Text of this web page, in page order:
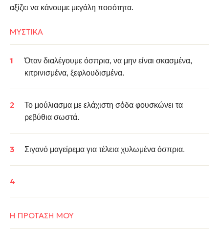
αξίζει να κάνουμε μεγάλη ποσότητα.
ΜΥΣΤΙΚΑ
Όταν διαλέγουμε όσπρια, να μην είναι σκασμένα,
κιτρινισμένα, ξεφλουδισμένα.
Το μούλιασμα με ελάχιστη σόδα φουσκώνει τα
ρεβύθια σωστά.
Σιγανό μαγείρεμα για τέλεια χυλωμένα όσπρια.
Η ΠΡΟΤΑΣΗ ΜΟΥ